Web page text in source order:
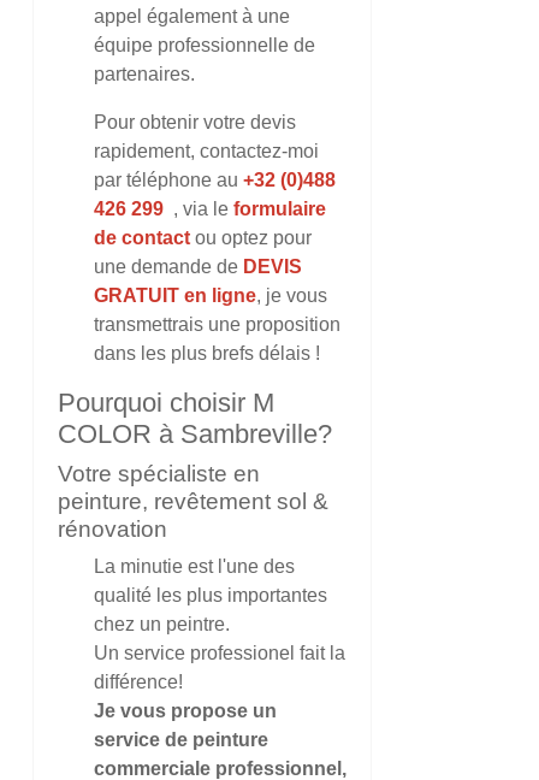
appel également à une
équipe professionnelle de
partenaires.
Pour obtenir votre devis
rapidement, contactez-moi
par téléphone au +32 (0)488
426 299 , via le formulaire
de contact ou optez pour
une demande de DEVIS
GRATUIT en ligne, je vous
transmettrais une proposition
dans les plus brefs délais !
Pourquoi choisir M
COLOR à Sambreville?
Votre spécialiste en
peinture, revêtement sol &
rénovation
La minutie est l'une des
qualité les plus importantes
chez un peintre.
Un service professionel fait la
différence!
Je vous propose un
service de peinture
commerciale professionnel,